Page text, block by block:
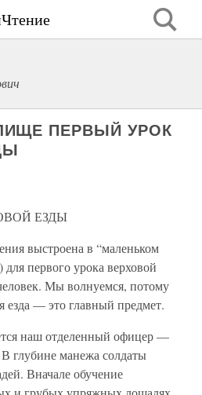
ПЕРВЫЙ УРОК
ЕЗДЫ
выстроена в “маленьком
первого урока верховой
Мы волнуемся, потому
езда — это главный предмет.
наш отделенный офицер —
глубине манежа солдаты
Вначале обучение